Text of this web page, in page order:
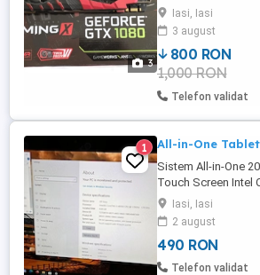
3
Alimentare separata
Iasi, Iasi
3 august
800 RON
1,000 RON
Telefon validat
1 All-in-One
Sistem All-in-One
Touch Screen Intel
1.70GHz, Haswell,
Intel HD Graphics,
incarcator original.
minute. Doar
Iasi, Iasi
2 august
490 RON
Telefon validat